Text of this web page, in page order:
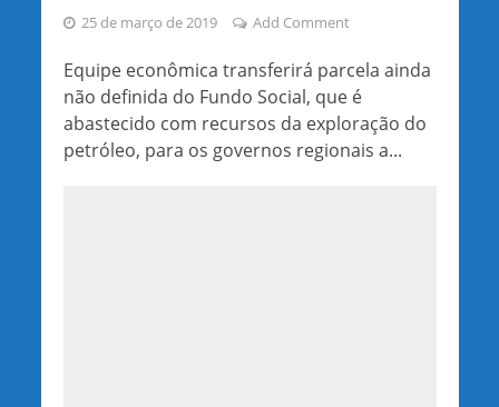
25 de março de 2019 Add Comment
Equipe econômica transferirá parcela ainda
não definida do Fundo Social, que é
abastecido com recursos da exploração do
petróleo, para os governos regionais a...